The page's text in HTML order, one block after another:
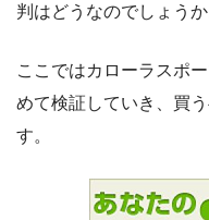
判はどうなのでしょうか
ここではカローラスポ
めて検証していき、買
す。